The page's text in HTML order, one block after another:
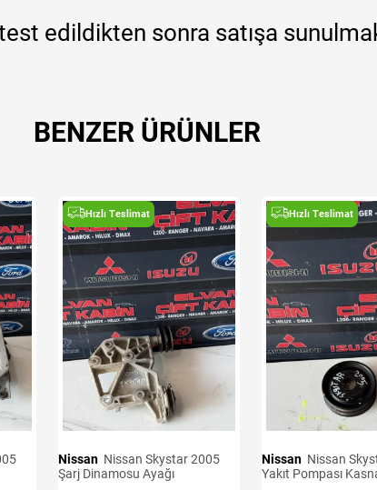
edildikten sonra satışa
BENZER ÜRÜNLER
Hızlı Teslimat
Nissan
Şarj Dinamosu Ayağı
Hızlı Teslimat
Nissan
Yakıt Pompası